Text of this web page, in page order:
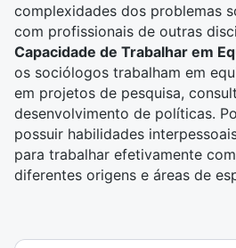
complexidades dos problemas
com profissionais de outras
Capacidade de Trabalhar em
os sociólogos trabalham em
em projetos de pesquisa,
desenvolvimento de políticas.
possuir habilidades
para trabalhar efetivamente
diferentes origens e áreas de